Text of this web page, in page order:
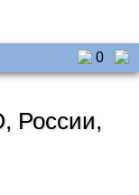
0
России,